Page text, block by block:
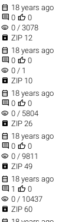
 18 years ago
 0  0
visibility 0 / 3078
 ZIP 12
 18 years ago
 0  0
visibility 0 / 1
 ZIP 10
 18 years ago
 0  0
visibility 0 / 5804
 ZIP 26
 18 years ago
 0  0
visibility 0 / 9811
 ZIP 49
 18 years ago
 1  0
visibility 0 / 10437
 ZIP 60